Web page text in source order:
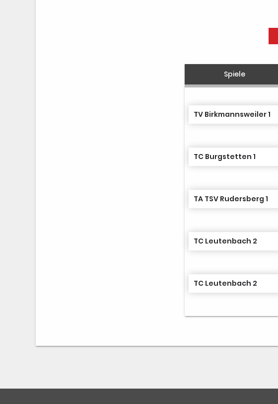
Spiele
TV Birkmannsweiler 1
TC Burgstetten 1
TA TSV Rudersberg 1
TC Leutenbach 2
TC Leutenbach 2